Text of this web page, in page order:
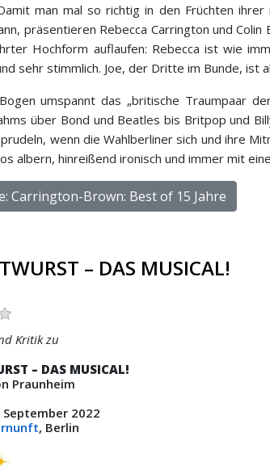
man mal so richtig in den Früchten
präsentieren Rebecca Carrington und
Hochform auflaufen: Rebecca ist wie
sehr stimmlich. Joe, der Dritte im Bunde, ist
umspannt das „britische Traumpaar
über Bond und Beatles bis Britpop und
wenn die Wahlberliner sich und ihre
albern, hinreißend ironisch und immer mit
Carrington-Brown: Best of 15 Jahre
– DAS MUSICAL!
Kritik zu
– DAS MUSICAL!
Praunheim
2022
, Berlin